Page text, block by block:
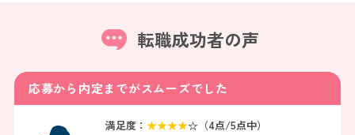
転職成功者の声
応募から内定までがスムーズでした
満足度： ★★★★☆（4点/5点中）